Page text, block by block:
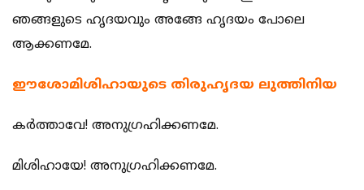
ഞങ്ങളുടെ ഹൃദയവും അങ്ങേ ഹൃദയം പോലെ
ആക്കണമേ.
ഈശോമിശിഹായുടെ തിരുഹൃദയ ലുത്തിനിയ
കര്‍ത്താവേ! അനുഗ്രഹിക്കണമേ.
മിശിഹായേ! അനുഗ്രഹിക്കണമേ.